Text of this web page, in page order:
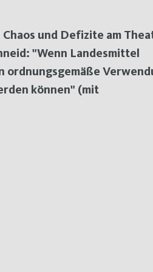
und Defizite am
"Wenn Landesmittel
ordnungsgemäße
können" (mit